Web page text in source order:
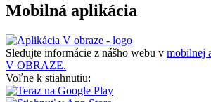
Mobilná aplikácia
Sledujte informácie z nášho webu v mobilnej
V OBRAZE.
Voľne k stiahnutiu: